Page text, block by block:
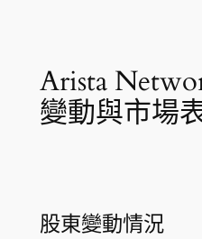
Arista
變動與市場
股東變動情況